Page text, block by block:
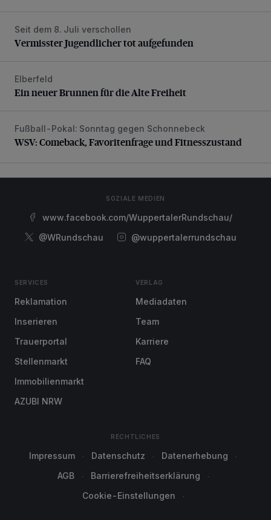
Vermisster Jugendlicher tot aufgefunden
Seit dem 8. Juli verschollen
Vermisster Jugendlicher tot aufgefunden
Ein neuer Brunnen für die Alte Freiheit
Elberfeld
Ein neuer Brunnen für die Alte Freiheit
WSV: Comeback, Favoritenfrage und Fitnesszustand
Fußball-Pokal: Sonntag gegen Schonnebeck
WSV: Comeback, Favoritenfrage und Fitnesszustand
SOZIALE MEDIEN
www.facebook.com/WuppertalerRundschau/
@WRundschau
@wuppertalerrundschau
SERVICES
Reklamation
Inserieren
Trauerportal
Stellenmarkt
Immobilienmarkt
AZUBI NRW
VERLAG
Mediadaten
Team
Karriere
FAQ
RECHTLICHES
Impressum Datenschutz
Datenerhebung
AGB
Barrierefreiheitserklärung
Cookie-Einstellungen